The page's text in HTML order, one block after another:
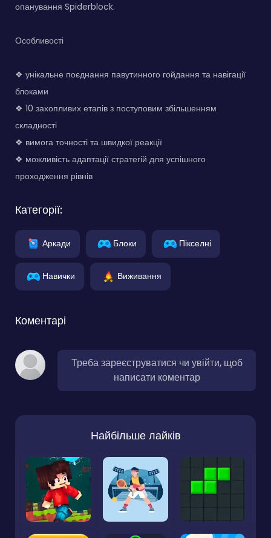
опанування Spiderblock.
Особливості
❖ унікальне поєднання павутинного гойдання та навігації
блоками
❖ 10 захопливих етапів з поступовим збільшенням
складності
❖ вимога точності та швидкої реакції
❖ можливість адаптації стратегій для успішного
проходження рівнів
Категорії:
Аркади Блоки Пікселні
Навички Виживання
Коментарі
Треба зареєструватися чи увійти, щоб
написати коментар
Найбільше лайків